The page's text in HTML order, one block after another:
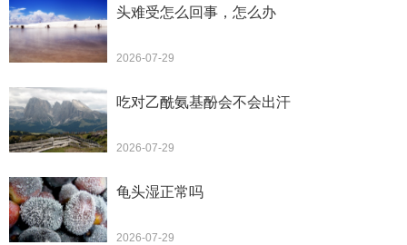
头难受怎么回事，怎么办
2026-07-29
吃对乙酰氨基酚会不会出汗
2026-07-29
龟头湿正常吗
2026-07-29